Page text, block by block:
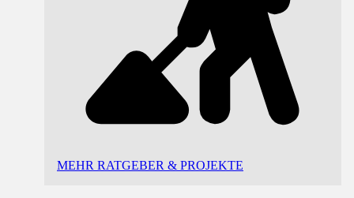
MEHR RATGEBER & PROJEKTE